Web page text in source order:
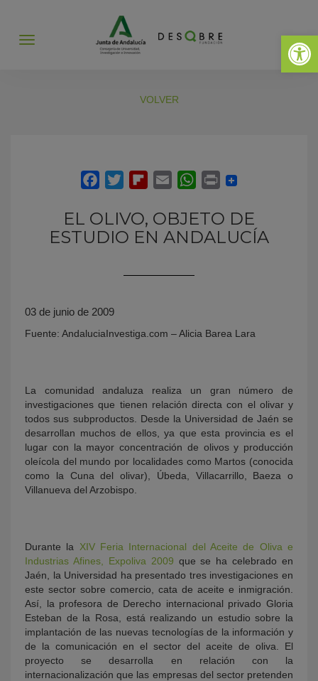
Abrir
Abrir
VOLVER
EL OLIVO, OBJETO DE
ESTUDIO EN ANDALUCÍA
03 de junio de 2009
Fuente: AndaluciaInvestiga.com – Alicia Barea Lara
La comunidad andaluza realiza un gran número de
investigaciones que tienen relación directa con el olivar y
todos sus subproductos. Desde la Universidad de Jaén se
desarrollan muchos de ellos, ya que esta provincia es el
lugar con la mayor concentración de olivos y producción
oleícola del mundo por localidades como Martos (conocida
como la Cuna del olivar), Úbeda, Villacarrillo, Baeza o
Villanueva del Arzobispo.
Durante la XIV Feria Internacional del Aceite de Oliva e
Industrias Afines, Expoliva 2009 que se ha celebrado en
Jaén, la Universidad ha presentado tres investigaciones en
este sector sobre comercio, cata de aceite e inmigración.
Así, la profesora de Derecho internacional privado Gloria
Esteban de la Rosa, está realizando un estudio sobre la
implantación de las nuevas tecnologías de la información y
de la comunicación en el sector del aceite de oliva. El
proyecto se desarrolla en relación con la
internacionalización que las empresas del sector pretenden